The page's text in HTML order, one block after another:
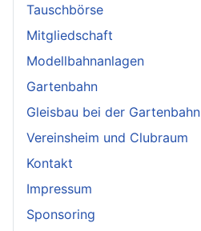
Tauschbörse
Mitgliedschaft
Modellbahnanlagen
Gartenbahn
Gleisbau bei der Gartenbahn
Vereinsheim und Clubraum
Kontakt
Impressum
Sponsoring